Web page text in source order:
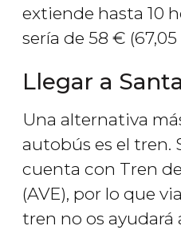
extiende hasta 10
sería de 58 € (67,05
Llegar a
Una alternativa
autobús es el tren.
cuenta con Tren
(AVE), por lo que
tren no os ayudará